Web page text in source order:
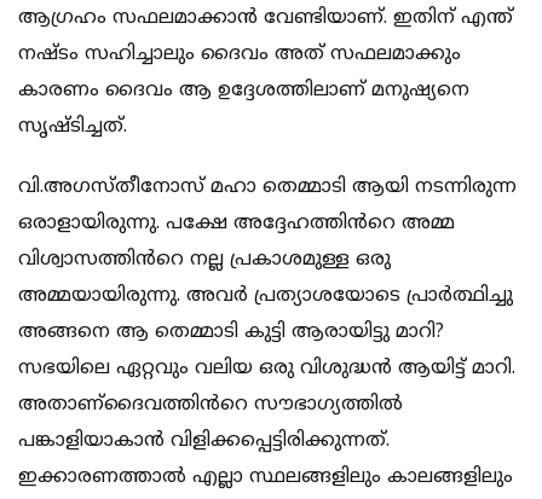
ആഗ്രഹം സഫലമാക്കാൻ വേണ്ടിയാണ്. ഇതിന് എന്ത്
നഷ്ടം സഹിച്ചാലും ദൈവം അത് സഫലമാക്കും
കാരണം ദൈവം ആ ഉദ്ദേശത്തിലാണ് മനുഷ്യനെ
സൃഷ്ടിച്ചത്.
വി.അഗസ്തീനോസ് മഹാ തെമ്മാടി ആയി നടന്നിരുന്ന
ഒരാളായിരുന്നു. പക്ഷേ അദ്ദേഹത്തിൻറെ അമ്മ
വിശ്വാസത്തിൻറെ നല്ല പ്രകാശമുള്ള ഒരു
അമ്മയായിരുന്നു. അവർ പ്രത്യാശയോടെ പ്രാർത്ഥിച്ചു
അങ്ങനെ ആ തെമ്മാടി കുട്ടി ആരായിട്ടു മാറി?
സഭയിലെ ഏറ്റവും വലിയ ഒരു വിശുദ്ധൻ ആയിട്ട് മാറി.
അതാണ്ദൈവത്തിൻറെ സൗഭാഗ്യത്തിൽ
പങ്കാളിയാകാൻ വിളിക്കപ്പെട്ടിരിക്കുന്നത്.
ഇക്കാരണത്താൽ എല്ലാ സ്ഥലങ്ങളിലും കാലങ്ങളിലും